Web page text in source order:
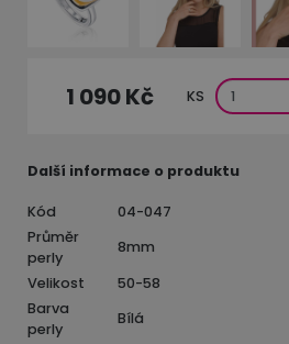
1 090 Kč KS
Další informace o produktu
Kód
04-047
Průměr
perly
8mm
Velikost
50-58
Barva
perly
Bílá